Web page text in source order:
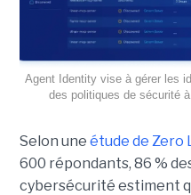
Agent Identity vise à gérer les
des politiques de sécurité
Selon une étude de Zero
600 répondants, 86 %
cybersécurité estiment